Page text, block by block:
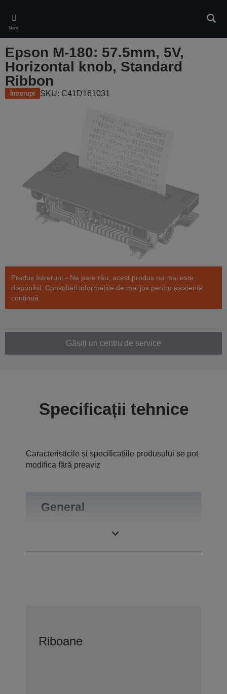
main
content
Meniu
Epson M-180: 57.5mm, 5V,
Horizontal knob, Standard
Ribbon
Întrerupt SKU: C41D161031
Produs întrerupt - Ne pare rău, acest produs nu mai este
disponibil. Consultați informațiile de mai jos pentru asistență
continuă.
Găsiți un centru de service
Specificații tehnice
Caracteristicile și specificațiile produsului se pot
modifica fără preaviz
General
Riboane